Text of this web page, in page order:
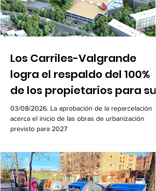
Los Carriles-Valgrande
logra el respaldo del 100%
8.600 viviendas
03/08/2026. La aprobación de la reparcelación
acerca el inicio de las obras de urbanización
previsto para 2027